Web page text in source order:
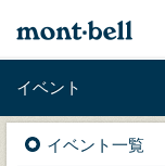
イベント
イベント一覧